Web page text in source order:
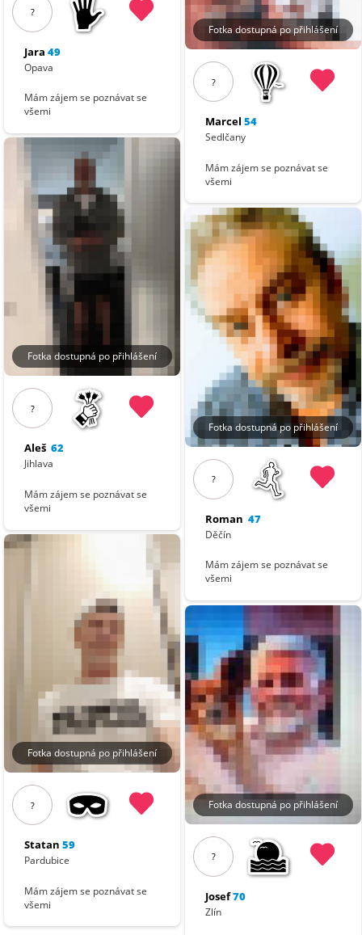
?
Jara 49
Opava
Mám zájem se poznávat se
všemi
Fotka dostupná po přihlášení
?
Aleš 62
Jihlava
Mám zájem se poznávat se
všemi
Fotka dostupná po přihlášení
?
Statan 59
Pardubice
Mám zájem se poznávat se
všemi
Fotka dostupná po přihlášení
?
Marcel 54
Sedlčany
Mám zájem se poznávat se
všemi
Fotka dostupná po přihlášení
?
Roman 47
Děčín
Mám zájem se poznávat se
všemi
Fotka dostupná po přihlášení
?
Josef70
Zlín